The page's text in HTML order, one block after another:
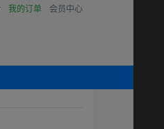
我的订单 会员中心